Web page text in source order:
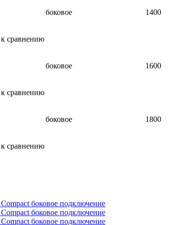
боковое
1400
к сравнению
боковое
1600
к сравнению
боковое
1800
к сравнению
боковое подключение
боковое подключение
боковое подключение